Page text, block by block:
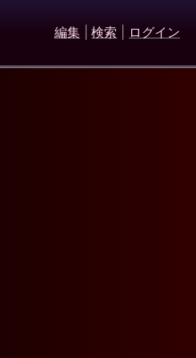
編集 検索 ログイン